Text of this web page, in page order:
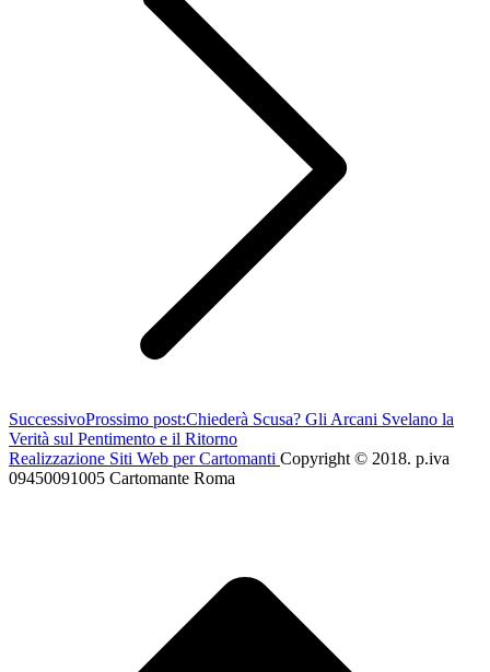
SuccessivoProssimo post:Chiederà Scusa? Gli Arcani Svelano la
Verità sul Pentimento e il Ritorno
Realizzazione Siti Web per Cartomanti Copyright © 2018. p.iva
09450091005 Cartomante Roma